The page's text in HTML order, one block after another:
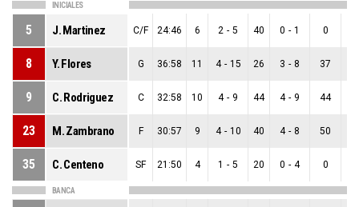
INICIALES
5 J. Martinez C/F 24:46 6 2 - 5 40 0 - 1 0
8 Y. Flores G 36:58 11 4 - 15 26 3 - 8 37
9 C. Rodriguez C 32:58 10 4 - 9 44 4 - 9 44
23 M. Zambrano F 30:57 9 4 - 10 40 4 - 8 50
35 C. Centeno SF 21:50 4 1 - 5 20 0 - 4 0
BANCA